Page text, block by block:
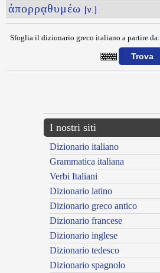
ἀπορρᾳθυμέω [v.]
Sfoglia il dizionario greco italiano a partire da:
I nostri siti
Dizionario italiano
Grammatica italiana
Verbi Italiani
Dizionario latino
Dizionario greco antico
Dizionario francese
Dizionario inglese
Dizionario tedesco
Dizionario spagnolo